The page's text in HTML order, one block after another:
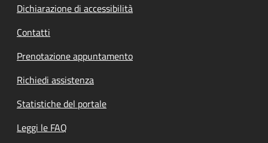
Dichiarazione di accessibilità
Contatti
Prenotazione appuntamento
Richiedi assistenza
Statistiche del portale
Leggi le FAQ